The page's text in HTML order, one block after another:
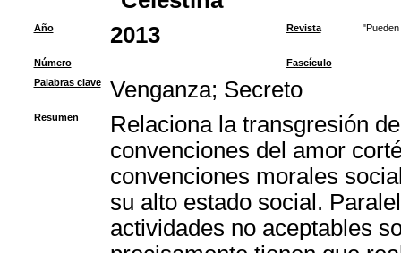
Año 2013 Revista
Número
Fascículo
Palabras clave
Venganza; Secreto
Resumen
Relaciona la transgresión
convenciones del amor
convenciones morales
su alto estado social.
actividades no aceptables